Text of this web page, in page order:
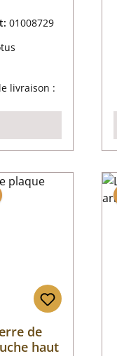
01008729
:
livraison :
de
haut